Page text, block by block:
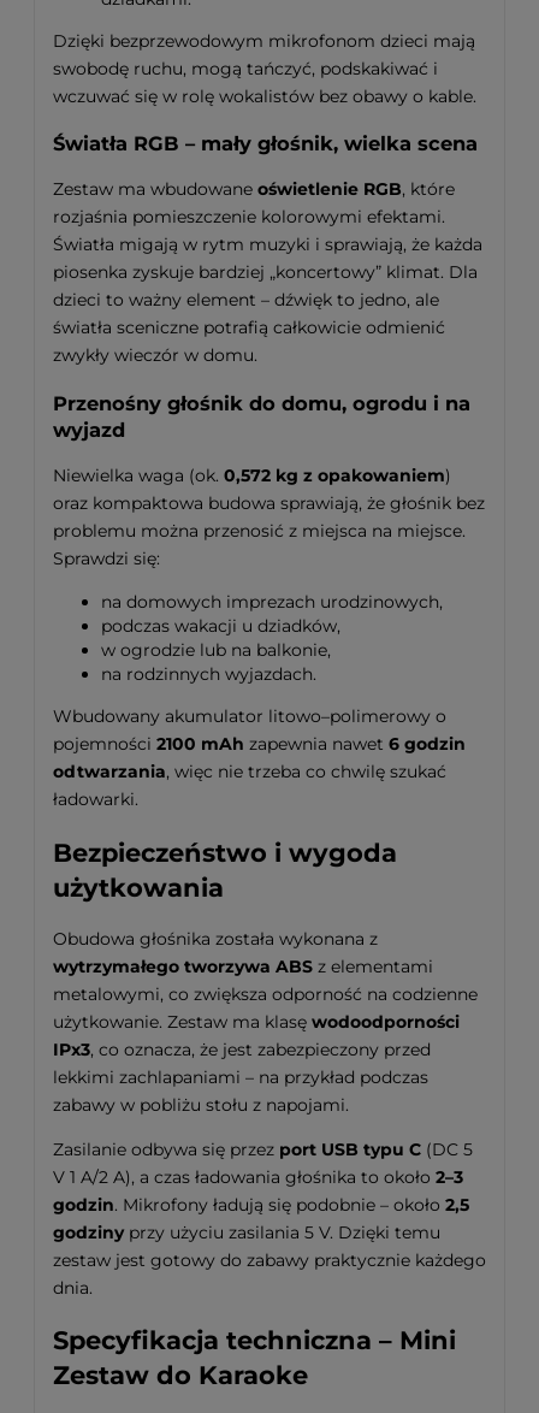
Dzięki bezprzewodowym mikrofonom dzieci mają
swobodę ruchu, mogą tańczyć, podskakiwać i
wczuwać się w rolę wokalistów bez obawy o kable.
Światła RGB – mały głośnik, wielka scena
Zestaw ma wbudowane oświetlenie RGB, które
rozjaśnia pomieszczenie kolorowymi efektami.
Światła migają w rytm muzyki i sprawiają, że każda
piosenka zyskuje bardziej „koncertowy” klimat. Dla
dzieci to ważny element – dźwięk to jedno, ale
światła sceniczne potrafią całkowicie odmienić
zwykły wieczór w domu.
Przenośny głośnik do domu, ogrodu i na
wyjazd
Niewielka waga (ok. 0,572 kg z opakowaniem)
oraz kompaktowa budowa sprawiają, że głośnik bez
problemu można przenosić z miejsca na miejsce.
Sprawdzi się:
na domowych imprezach urodzinowych,
podczas wakacji u dziadków,
w ogrodzie lub na balkonie,
na rodzinnych wyjazdach.
Wbudowany akumulator litowo–polimerowy o
pojemności 2100 mAh zapewnia nawet 6 godzin
odtwarzania, więc nie trzeba co chwilę szukać
ładowarki.
Bezpieczeństwo i wygoda
użytkowania
Obudowa głośnika została wykonana z
wytrzymałego tworzywa ABS z elementami
metalowymi, co zwiększa odporność na codzienne
użytkowanie. Zestaw ma klasę wodoodporności
IPx3, co oznacza, że jest zabezpieczony przed
lekkimi zachlapaniami – na przykład podczas
zabawy w pobliżu stołu z napojami.
Zasilanie odbywa się przez port USB typu C (DC 5
V 1 A/2 A), a czas ładowania głośnika to około 2–3
godzin. Mikrofony ładują się podobnie – około 2,5
godzinyprzy użyciu zasilania 5 V. Dzięki temu
zestaw jest gotowy do zabawy praktycznie każdego
dnia.
Specyfikacja techniczna – Mini
Zestaw do Karaoke